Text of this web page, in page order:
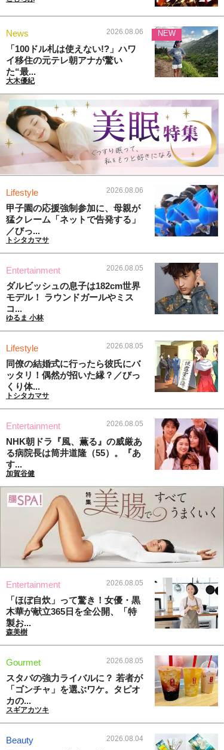
News 2026.08.06
「100ドル札は使えない!?」ハワ
イ移住の元テレ朝アナが驚い
た“最...
大木優紀
NEW
Lifestyle 2026.08.06
甲子園の応援強制参加に、母親が
猛クレーム「ネットで告発する」
／びっ...
トシタカマサ
Entertainment 2026.08.05
ダルビッシュの息子は182cm世界
モデル！ ラウンドガールやミス
コ...
ゆるま 小林
Lifestyle 2026.08.05
同僚の結婚式に行ったら彼氏にバ
ッタリ！偶然が招いた縁？／びっ
くり体...
トシタカマサ
Entertainment 2026.08.05
NHK朝ドラ『風、薫る』の威厳あ
る病院長は筒井道隆（55）。『あ
す...
加賀谷健
Entertainment 2026.08.05
「ほぼ自炊」って驚き！女優・黒
木華が献立365日を全公開、「特
製お...
森美樹
Gourmet 2026.08.05
スタバの強力ライバルに？ 若者が
「ゴンチャ」を選ぶワケ。タピオ
カの...
スギアカツキ
Beauty 2026.08.04